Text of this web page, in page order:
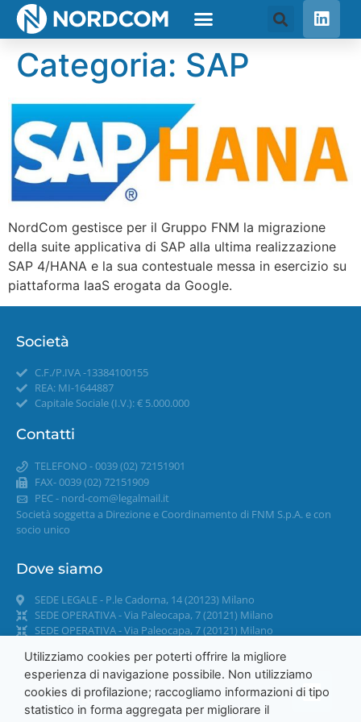
Categoria: SAP
NordCom gestisce per il Gruppo FNM la migrazione
della suite applicativa di SAP alla ultima realizzazione
SAP 4/HANA e la sua contestuale messa in esercizio su
piattaforma IaaS erogata da Google.
Società
C.F./P.IVA -13384100155
REA: MI-1644887
Capitale Sociale (I.V.): € 5.000.000
Contatti
TELEFONO - 0039 (02) 72151901
FAX- 0039 (02) 72151909
PEC - nord-com@legalmail.it
Società soggetta a Direzione e Coordinamento di FNM S.p.A. e con
socio unico
Dove siamo
SEDE LEGALE - P.le Cadorna, 14 (20123) Milano
SEDE OPERATIVA - Via Paleocapa, 7 (20121) Milano
SEDE OPERATIVA - Via Paleocapa, 7 (20121) Milano
GDPR
Utilizziamo cookies per poterti offrire la migliore
esperienza di navigazione possibile. Non utilizziamo
cookies di profilazione; raccogliamo informazioni di tipo
statistico in forma aggregata per migliorare il